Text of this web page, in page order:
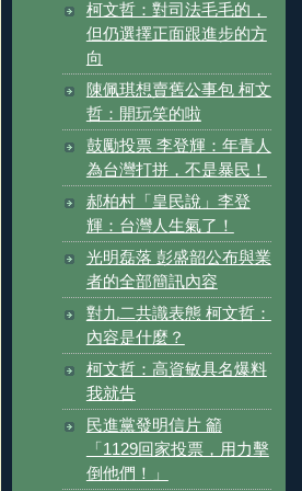
柯文哲：對司法毛毛的，
但仍選擇正面跟進步的方
向
陳佩琪想賣舊公事包 柯文
哲：開玩笑的啦
鼓勵投票 李登輝：年青人
為台灣打拼，不是暴民！
郝柏村「皇民說」李登
輝：台灣人生氣了！
光明磊落 彭盛韶公布與業
者的全部簡訊內容
對九二共識表態 柯文哲：
內容是什麼？
柯文哲：高資敏具名爆料
我就告
民進黨發明信片 籲
「1129回家投票，用力擊
倒他們！」